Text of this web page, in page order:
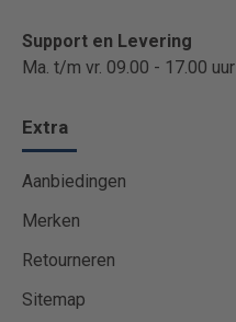
Support en Levering
Ma. t/m vr. 09.00 - 17.00 uur
Extra
Aanbiedingen
Merken
Retourneren
Sitemap